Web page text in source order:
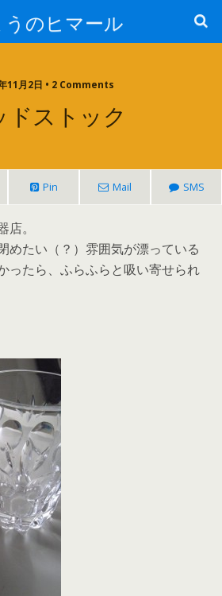
うのヒマール
11月2日 • 2 Comments
ドストック
Pin Mail SMS
。
めたい（？）雰囲気が漂っている
ったら、ふらふらと吸い寄せられ